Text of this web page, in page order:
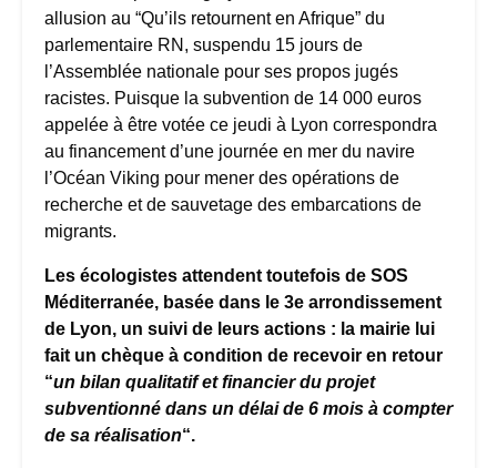
allusion au “Qu’ils retournent en Afrique” du
parlementaire RN, suspendu 15 jours de
l’Assemblée nationale pour ses propos jugés
racistes. Puisque la subvention de 14 000 euros
appelée à être votée ce jeudi à Lyon correspondra
au financement d’une journée en mer du navire
l’Océan Viking pour mener des opérations de
recherche et de sauvetage des embarcations de
migrants.
Les écologistes attendent toutefois de SOS
Méditerranée, basée dans le 3e arrondissement
de Lyon, un suivi de leurs actions : la mairie lui
fait un chèque à condition de recevoir en retour
“un bilan qualitatif et financier du projet
subventionné dans un délai de 6 mois à compter
de sa réalisation“.